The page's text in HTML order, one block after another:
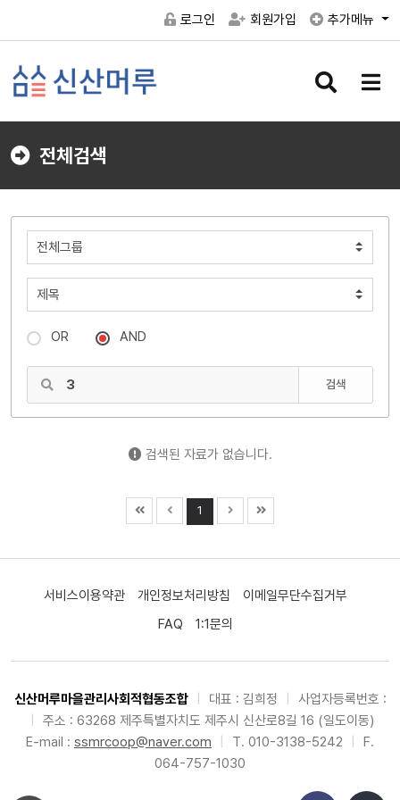
로그인 회원가입 추가메뉴
검
버
메
버
전체검색
OR AND
검색
검색된 자료가 없습니다.
1
서비스이용약관 개인정보처리방침
이메일무단수집거부
FAQ
1:1문의
신산머루마을관리사회적협동조합 대표 : 김희정
사업자등록번호 :
주소 : 63268 제주특별자치도 제주시 신산로8길 16 (일도이동)
E-mail : ssmrcoop@naver.com T. 010-3138-5242
F.
064-757-1030